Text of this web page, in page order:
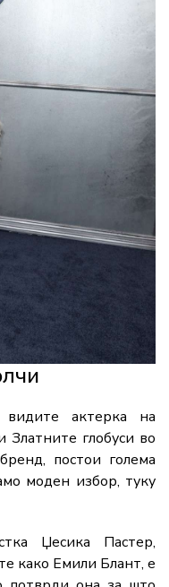
видите актерка на
глобуси во
постои голема
моден избор, туку
Џесика Пастер,
како Емили Блант, е